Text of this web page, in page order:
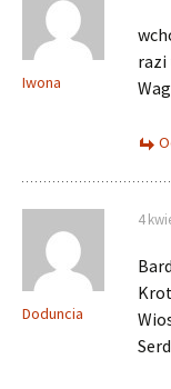
Iwona
razi
Doduncia
4